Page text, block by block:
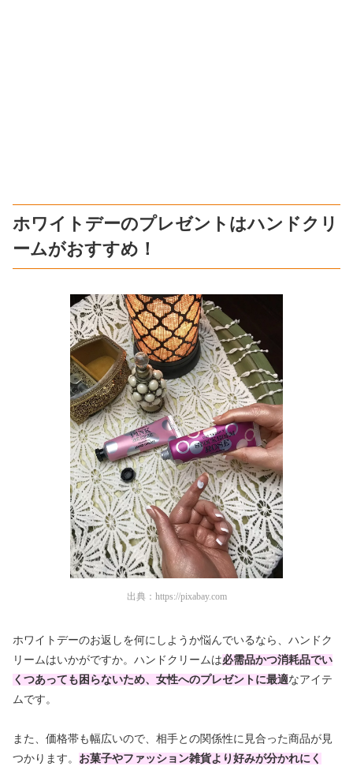
ホワイトデーのプレゼントはハンドクリ
ームがおすすめ！
出典： https://pixabay.com
ホワイトデーのお返しを何にしようか悩んでいるなら、ハンドク
リームはいかがですか。ハンドクリームは必需品かつ消耗品でい
くつあっても困らないため、女性へのプレゼントに最適なアイテ
ムです。
また、価格帯も幅広いので、相手との関係性に見合った商品が見
つかります。 お菓子やファッション雑貨より好みが分かれにく